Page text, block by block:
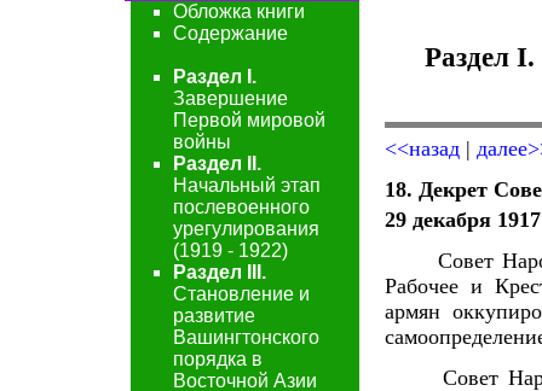
Обложка книги
Содержание
Раздел I.
Завершение
Первой мировой
войны
Раздел II.
Начальный этап
послевоенного
урегулирования
(1919 - 1922)
Раздел III.
Становление и
развитие
Вашингтонского
порядка в
Восточной Азии
<<назад|
18. Декрет
29 декабря
Совет
Рабочее и
армян
Совет